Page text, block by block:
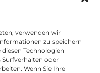
verwenden wir
zu speichern
Technologien
oder
Wenn Sie Ihre